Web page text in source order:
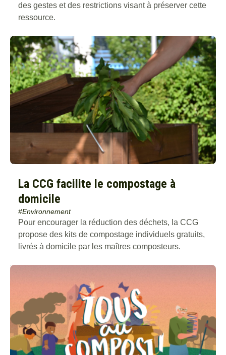
des gestes et des restrictions visant à préserver cette
ressource.
La CCG facilite le compostage à
domicile
#Environnement
Pour encourager la réduction des déchets, la CCG
propose des kits de compostage individuels gratuits,
livrés à domicile par les maîtres composteurs.